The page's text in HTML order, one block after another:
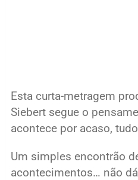
Esta curta-metragem
Siebert segue o
acontece por acaso,
Um simples encontrão
acontecimentos… não